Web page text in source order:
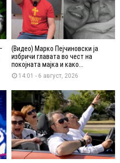
(Видео) Марко Пејчиновски ја
избричи главата во чест на
покојната мајка и како...
14:01 - 6 август, 2026